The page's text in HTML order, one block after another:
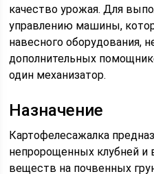
качество урожая. Для
управлению машины,
навесного оборудования,
дополнительных
один механизатор.
Назначение
Картофелесажалка
непророщенных клубней
веществ на почвенных